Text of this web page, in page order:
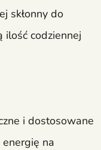
skłonny do
ilość codziennej
i dostosowane
na